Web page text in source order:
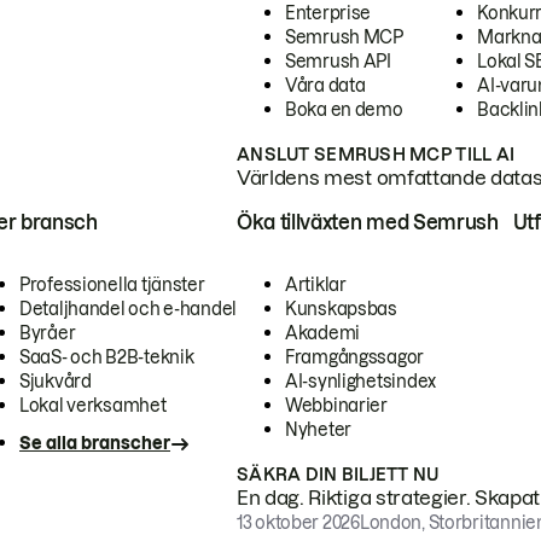
Enterprise
Semrush MCP
Semrush API
Våra data
Boka en demo
Lokal
AI-
ANSLUT SEMRUSH MCP TILL AI
Världens mest omfattande
bransch
Professionella tjänster
Detaljhandel och e-handel
Byråer
SaaS- och B2B-teknik
Sjukvård
Lokal verksamhet
Se alla branscher
Öka tillväxten med Semrush
Artiklar
Kunskapsbas
Akademi
Framgångssagor
AI-synlighetsindex
Webbinarier
Nyheter
SÄKRA DIN BILJETT NU
En dag. Riktiga strategier.
13 oktober 2026London,